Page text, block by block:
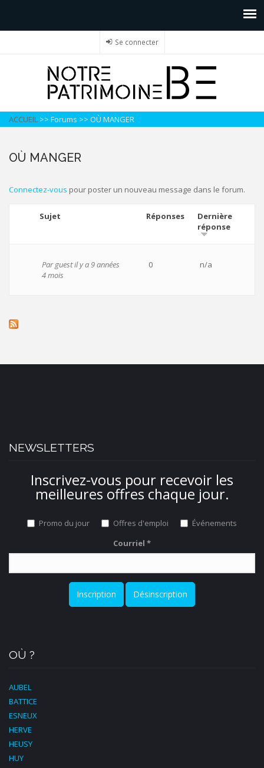
Se connecter
ACCUEIL >> Forums >> OÙ MANGER
OÙ MANGER
Connectez-vous pour poster un nouveau message dans le forum.
Sujet Réponses
Dernière
réponse
normal
Parguestil y a 9 années
4 mois
0 n/a
NEWSLETTERS
Inscrivez-vous pour recevoir les
meilleures offres chaque jour.
Promo du jour Offres d'emploi
Événements
Courriel *
Inscription Désinscription
OÙ ?
AUBEL
BATTICE
ESNEUX
HERVE
HEUSY
HUY